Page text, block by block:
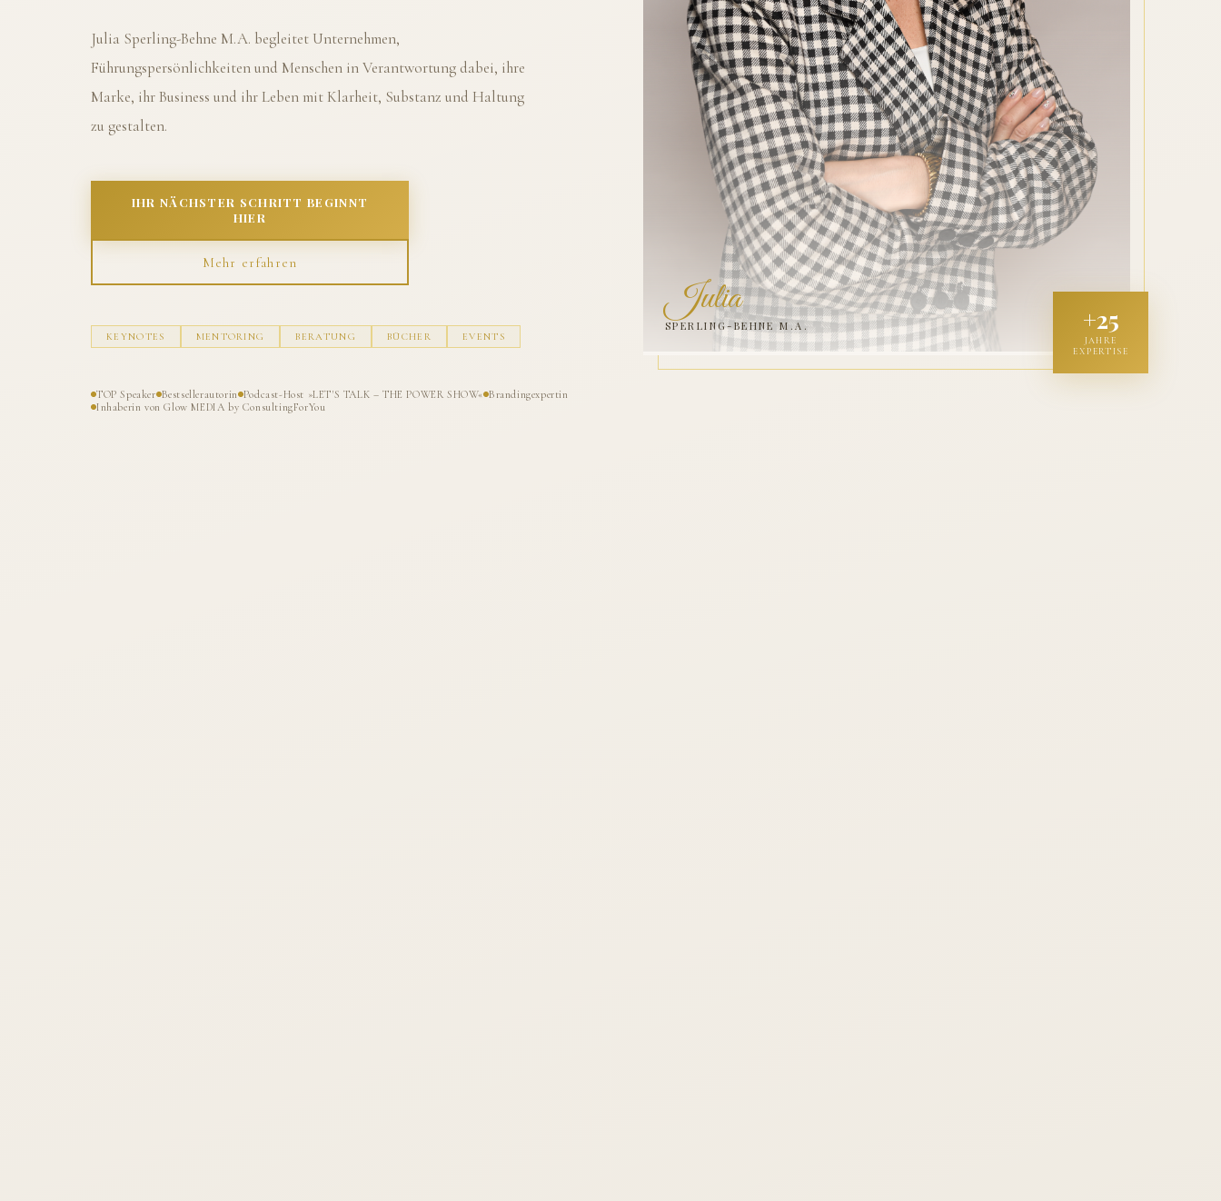
Julia Sperling-Behne M.A. begleitet Unternehmen,
Führungspersönlichkeiten und Menschen in Verantwortung dabei, ihre
Marke, ihr Business und ihr Leben mit Klarheit, Substanz und Haltung
zu gestalten.
IHR NÄCHSTER SCHRITT BEGINNT
HIER
Mehr erfahren
KEYNOTES MENTORING BERATUNG BÜCHER EVENTS
TOP Speaker Bestsellerautorin Podcast-Host »LET'S TALK – THE POWER SHOW« Brandingexpertin
Inhaberin von Glow MEDIA by ConsultingForYou
Julia
SPERLING-BEHNE M.A. +25
JAHRE
EXPERTISE